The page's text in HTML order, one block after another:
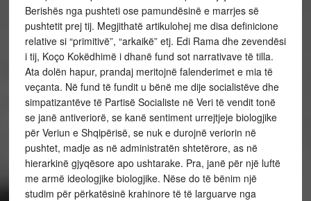
Berishës nga pushteti ose pamundësinë e marrjes së
pushtetit prej tij. Megjithatë artikulohej me disa definicione
relative si “primitivë”, “arkaikë” etj. Edi Rama dhe zevendësi
i tij, Koço Kokëdhimë i dhanë fund sot narrativave të tilla.
Ata dolën hapur, prandaj meritojnë falenderimet e mia të
veçanta. Në fund të fundit u bënë me dije socialistëve dhe
simpatizantëve të Partisë Socialiste në Veri të vendit tonë
se janë antiveriorë, se kanë sentiment urrejtjeje biologjike
për Veriun e Shqipërisë, se nuk e durojnë veriorin në
pushtet, madje as në administratën shtetërore, as në
hierarkinë gjyqësore apo ushtarake. Pra, janë për një luftë
me armë ideologjike biologjike. Nëse do të bënim një
studim për përkatësinë krahinore të të larguarve nga